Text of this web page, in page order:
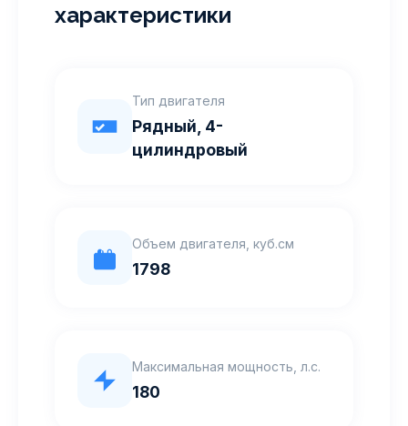
характеристики
Тип двигателя
Рядный, 4-
цилиндровый
Объем двигателя, куб.см
1798
Максимальная мощность, л.с.
180